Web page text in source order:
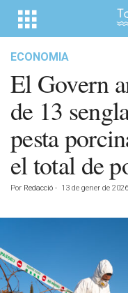
ECONOMIA
El Govern
de 13
pesta
el total de
Por Redacció - 13 de gener de 2026